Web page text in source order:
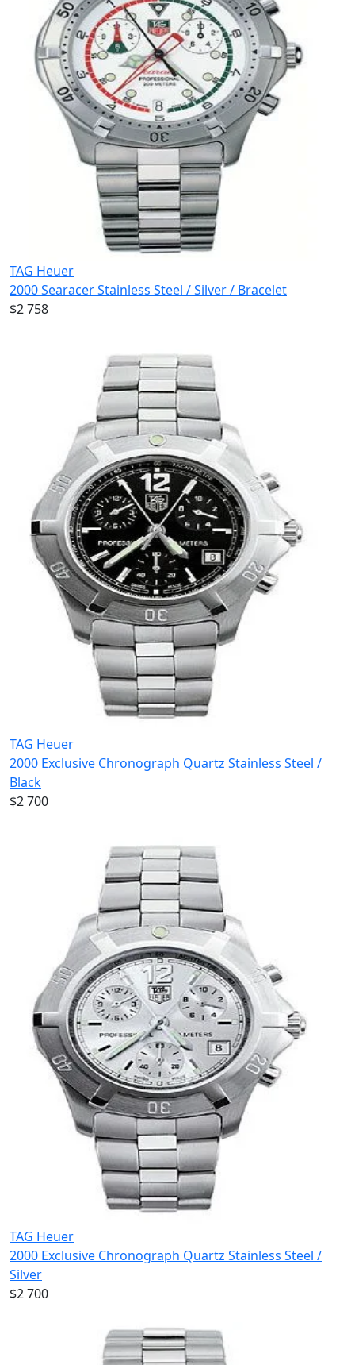
TAG Heuer
2000 Searacer Stainless Steel / Silver / Bracelet
$2 758
TAG Heuer
2000 Exclusive Chronograph Quartz Stainless Steel /
Black
$2 700
TAG Heuer
2000 Exclusive Chronograph Quartz Stainless Steel /
Silver
$2 700